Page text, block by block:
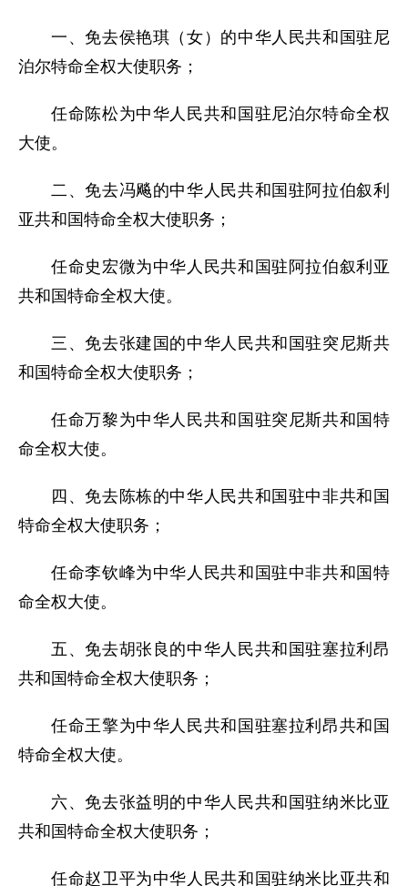
一、免去侯艳琪（女）的中华人民共和国驻尼
泊尔特命全权大使职务；
任命陈松为中华人民共和国驻尼泊尔特命全权
大使。
二、免去冯飚的中华人民共和国驻阿拉伯叙利
亚共和国特命全权大使职务；
任命史宏微为中华人民共和国驻阿拉伯叙利亚
共和国特命全权大使。
三、免去张建国的中华人民共和国驻突尼斯共
和国特命全权大使职务；
任命万黎为中华人民共和国驻突尼斯共和国特
命全权大使。
四、免去陈栋的中华人民共和国驻中非共和国
特命全权大使职务；
任命李钦峰为中华人民共和国驻中非共和国特
命全权大使。
五、免去胡张良的中华人民共和国驻塞拉利昂
共和国特命全权大使职务；
任命王擎为中华人民共和国驻塞拉利昂共和国
特命全权大使。
六、免去张益明的中华人民共和国驻纳米比亚
共和国特命全权大使职务；
任命赵卫平为中华人民共和国驻纳米比亚共和